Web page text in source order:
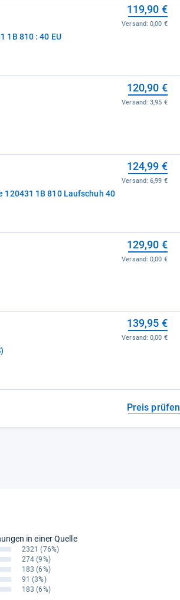
1B 810 : 40 EU
119,90 €
Versand:0,00 €
120,90 €
Versand:3,95 €
120431 1B 810 Laufschuh 40
124,99 €
Versand:6,99 €
129,90 €
Versand:0,00 €
139,95 €
Versand:0,00 €
Preis prüfen
in einer Quelle
2321 (76%)
274 (9%)
183 (6%)
91 (3%)
183 (6%)